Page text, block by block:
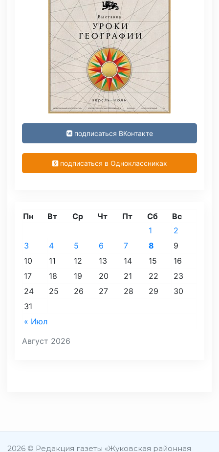
подписаться ВКонтакте
подписаться в Одноклассниках
Август 2026
Пн Вт Ср Чт Пт Сб Вс
« Июл
1
2
3
4 5 6 7 8
9
10
11 12 13 14 15
16
17
18 19 20 21 22
23
24
25 26 27 28 29
30
31
2026 © Редакция газеты «Жуковская районная